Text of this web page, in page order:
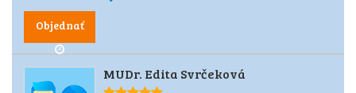
Objednať
MUDr. Edita Svrčeková